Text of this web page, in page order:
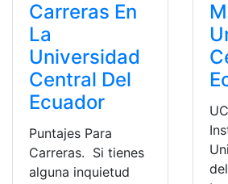
Carreras En
La
Universidad
Central Del
Ecuador
Puntajes Para
Carreras. Si tienes
alguna inquietud